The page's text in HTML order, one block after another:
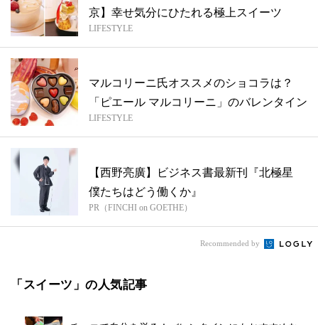
京】幸せ気分にひたれる極上スイーツ
LIFESTYLE
マルコリーニ氏オススメのショコラは？
「ピエール マルコリーニ」のバレンタイン
LIFESTYLE
【西野亮廣】ビジネス書最新刊『北極星
僕たちはどう働くか』
PR（FINCHI on GOETHE）
Recommended by
「スイーツ」の人気記事